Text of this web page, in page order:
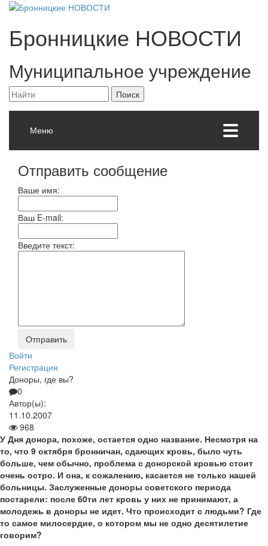
Бронницкие НОВОСТИ
Муниципальное учреждение
Меню
Отправить сообщение
Ваше имя:
Ваш E-mail:
Введите текст:
Войти
Регистрация
Доноры, где вы?
0
Автор(ы):
11.10.2007
968
У Дня донора, похоже, остается одно название. Несмотря на
то, что 9 октября бронничан, сдающих кровь, было чуть
больше, чем обычно, проблема с донорской кровью стоит
очень остро. И она, к сожалению, касается не только нашей
больницы. Заслуженные доноры советского периода
постарели: после 60­ти лет кровь у них не принимают, а
молодежь в доноры не идет. Что происходит с людьми? Где
то самое милосердие, о котором мы не одно десятилетие
говорим?